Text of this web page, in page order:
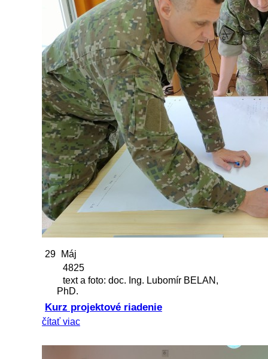
29
Máj
4825
text a foto: doc. Ing. Lubomír BELAN,
PhD.
Kurz projektové riadenie
čítať viac